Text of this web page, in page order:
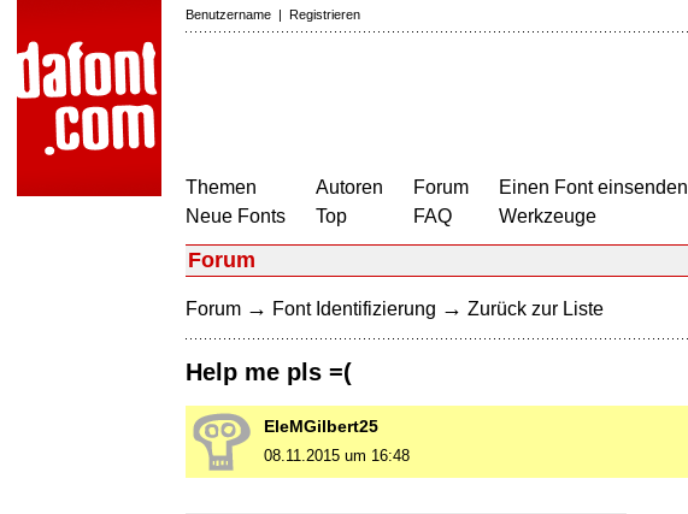
Benutzername | Registrieren
Themen
Neue Fonts
Autoren
Top
Forum
FAQ
Einen Font einsenden
Werkzeuge
Forum
Forum → Font Identifizierung → Zurück zur Liste
Help me pls =(
EleMGilbert25
08.11.2015 um 16:48